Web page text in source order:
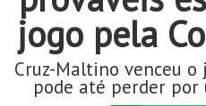
jogo pela
Cruz-Maltino venceu
pode até perder